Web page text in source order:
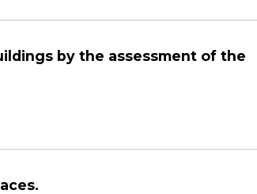
by the assessment of the